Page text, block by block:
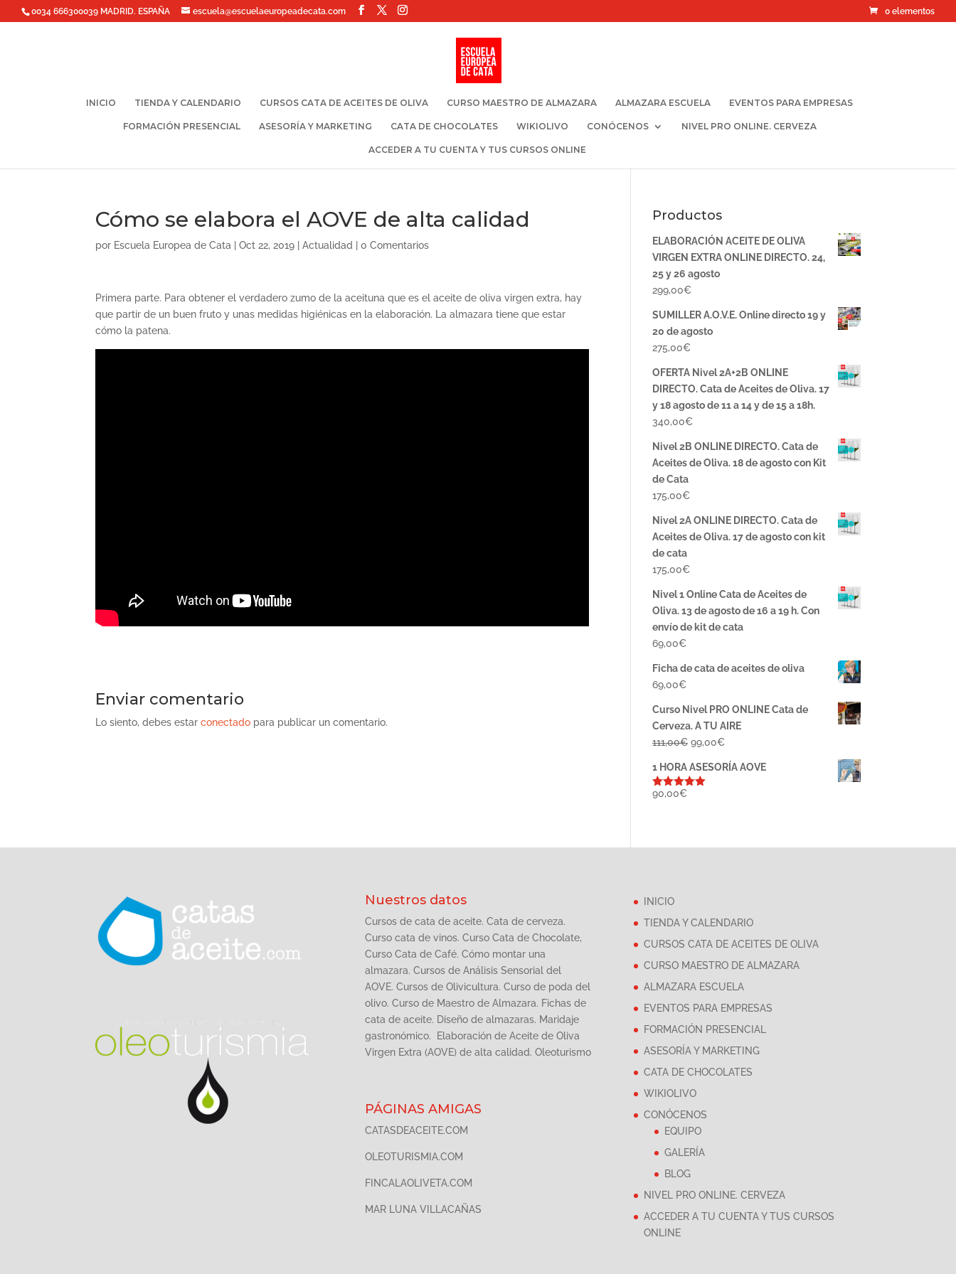
0034 666300039 MADRID. ESPAÑA escuela@escuelaeuropeadecata.com 0 elementos
INICIO TIENDA Y CALENDARIO CURSOS CATA DE ACEITES DE OLIVA CURSO MAESTRO DE ALMAZARA ALMAZARA ESCUELA EVENTOS PARA EMPRESAS
FORMACIÓN PRESENCIAL ASESORÍA Y MARKETING CATA DE CHOCOLATES WIKIOLIVO CONÓCENOS NIVEL PRO ONLINE. CERVEZA
ACCEDER A TU CUENTA Y TUS CURSOS ONLINE
Cómo se elabora el AOVE de alta calidad
por Escuela Europea de Cata |Oct 22, 2019 |Actualidad |0 Comentarios
Primera parte. Para obtener el verdadero zumo de la aceituna que es el aceite de oliva virgen extra, hay
que partir de un buen fruto y unas medidas higiénicas en la elaboración. La almazara tiene que estar
cómo la patena.
Enviar comentario
Lo siento, debes estarconectado para publicar un comentario.
Productos
ELABORACIÓN ACEITE DE OLIVA
VIRGEN EXTRA ONLINE DIRECTO. 24,
25 y 26 agosto
299,00€
SUMILLER A.O.V.E. Online directo 19 y
20 de agosto
275,00€
OFERTA Nivel 2A+2B ONLINE
DIRECTO. Cata de Aceites de Oliva. 17
y 18 agosto de 11 a 14 y de 15 a 18h.
340,00€
Nivel 2B ONLINE DIRECTO. Cata de
Aceites de Oliva. 18 de agosto con Kit
de Cata
175,00€
Nivel 2A ONLINE DIRECTO. Cata de
Aceites de Oliva. 17 de agosto con kit
de cata
175,00€
Nivel 1 Online Cata de Aceites de
Oliva. 13 de agosto de 16 a 19 h. Con
envío de kit de cata
69,00€
Ficha de cata de aceites de oliva
69,00€
Curso Nivel PRO ONLINE Cata de
Cerveza. A TU AIRE
111,00€ El
original
99,00€El
actual
1 HORA ASESORÍA AOVE
Valorado
90,00€
Nuestros datos
Cursos de cata de aceite. Cata de cerveza.
Curso cata de vinos. Curso Cata de Chocolate,
Curso Cata de Café. Cómo montar una
almazara. Cursos de Análisis Sensorial del
AOVE. Cursos de Olivicultura. Curso de poda del
olivo. Curso de Maestro de Almazara. Fichas de
cata de aceite. Diseño de almazaras. Maridaje
gastronómico. Elaboración de Aceite de Oliva
Virgen Extra (AOVE) de alta calidad. Oleoturismo
PÁGINAS AMIGAS
CATASDEACEITE.COM
OLEOTURISMIA.COM
FINCALAOLIVETA.COM
MAR LUNA VILLACAÑAS
INICIO
TIENDA Y CALENDARIO
CURSOS CATA DE ACEITES DE OLIVA
CURSO MAESTRO DE ALMAZARA
ALMAZARA ESCUELA
EVENTOS PARA EMPRESAS
FORMACIÓN PRESENCIAL
ASESORÍA Y MARKETING
CATA DE CHOCOLATES
WIKIOLIVO
CONÓCENOS
EQUIPO
GALERÍA
BLOG
NIVEL PRO ONLINE. CERVEZA
ACCEDER A TU CUENTA Y TUS CURSOS
ONLINE